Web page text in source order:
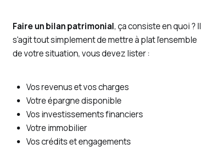
Faire un bilan patrimonial, ça consiste en quoi ? Il
s'agit tout simplement de mettre à plat l’ensemble
de votre situation, vous devez lister :
Vos revenus et vos charges
Votre épargne disponible
Vos investissements financiers
Votre immobilier
Vos crédits et engagements